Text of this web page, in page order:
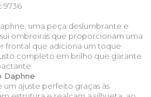
9736
uma peça deslumbrante e
ombreiras que proporcionam uma
frontal que adiciona um toque
completo em brilho que garante
Daphne
ajuste perfeito graças às